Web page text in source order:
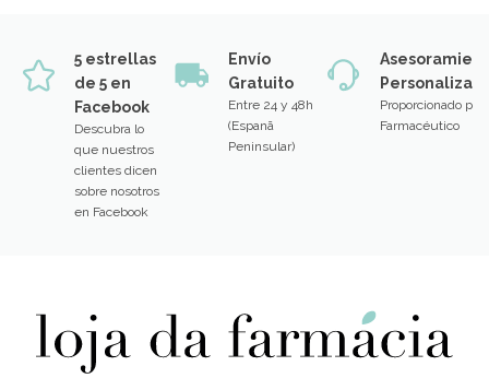
5 estrellas
de 5 en
Facebook
Descubra lo
que nuestros
clientes dicen
sobre nosotros
en Facebook
Envío
Gratuito
Entre 24 y 48h
(Espanã
Peninsular)
Proporcionado por
Farmacéutico